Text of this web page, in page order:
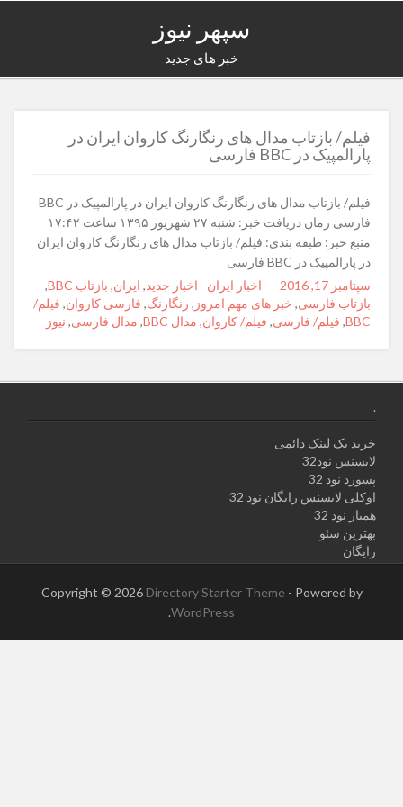
سپهر نیوز
خبر های جدید
فیلم/ بازتاب مدال های رنگارنگ کاروان ایران در
پارالمپیک در BBC فارسی
فیلم/ بازتاب مدال های رنگارنگ کاروان ایران در پارالمپیک در BBC
فارسی زمان دریافت خبر: شنبه ۲۷ شهریور ۱۳۹۵ ساعت ۱۷:۴۲
منبع خبر: طبقه بندی: فیلم/ بازتاب مدال های رنگارنگ کاروان ایران
در پارالمپیک در BBC فارسی
Posted
on
سپتامبر 17, 2016 Author
Categories
اخبار ایران Tags
اخبار جدید, ایران, بازتاب BBC
,
بازتاب فارسی, خبر های مهم امروز , رنگارنگ, فارسی کاروان, فیلم/
BBC
, فیلم/ فارسی, فیلم/ کاروان, مدال BBC , مدال فارسی, نیوز
.
خرید بک لینک دائمی
لایسنس نود32
پسورد نود 32
اوکلی لایسنس رایگان نود 32
همیار نود 32
بهترین سئو
رایگان
Copyright © 2026 Directory Starter Theme - Powered by
WordPress
.